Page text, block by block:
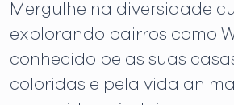
Mergulhe na diversidade
explorando bairros como
conhecido pelas suas
coloridas e pela vida